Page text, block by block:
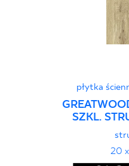
płytka
SZKL.
20